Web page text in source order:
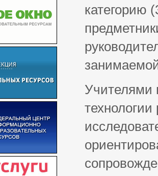
категорию
Учителями